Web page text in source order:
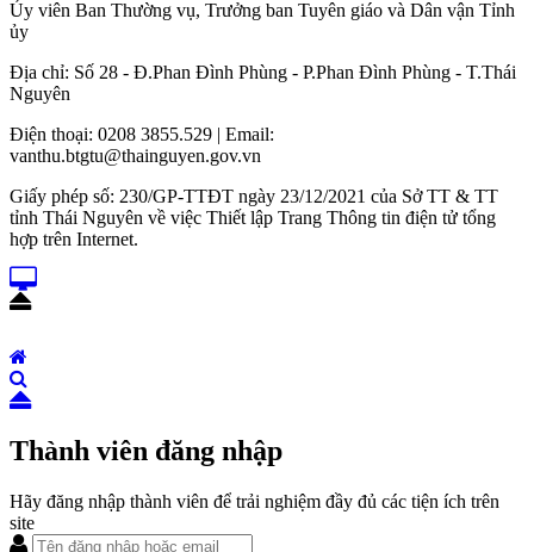
Ủy viên Ban Thường vụ, Trưởng ban Tuyên giáo và Dân vận Tỉnh
ủy
Địa chỉ: Số 28 - Đ.Phan Đình Phùng - P.Phan Đình Phùng - T.Thái
Nguyên
Điện thoại: 0208 3855.529 | Email:
vanthu.btgtu@thainguyen.gov.vn
Giấy phép số: 230/GP-TTĐT ngày 23/12/2021 của Sở TT & TT
tỉnh Thái Nguyên về việc Thiết lập Trang Thông tin điện tử tổng
hợp trên Internet.
Thành viên đăng nhập
Hãy đăng nhập thành viên để trải nghiệm đầy đủ các tiện ích trên
site